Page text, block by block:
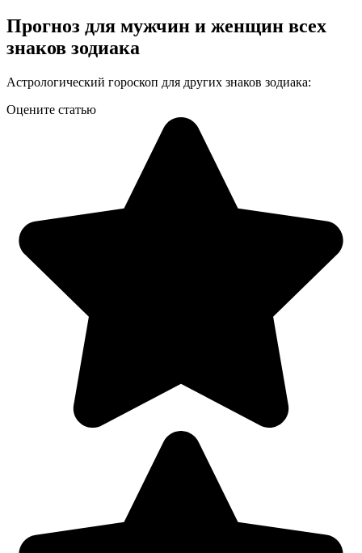
Прогноз для мужчин и женщин всех
знаков зодиака
Астрологический гороскоп для других знаков зодиака:
Оцените статью